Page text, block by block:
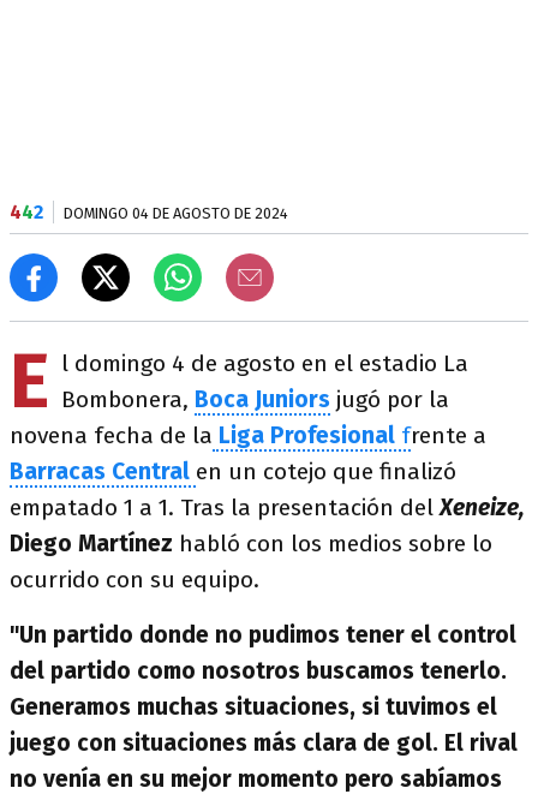
442 DOMINGO 04 DE AGOSTO DE 2024
E
l domingo 4 de agosto en el estadio La
Bombonera, Boca Juniors jugó por la
novena fecha de la Liga Profesional frente a
Barracas Central en un cotejo que finalizó
empatado 1 a 1. Tras la presentación delXeneize,
Diego Martínez habló con los medios sobre lo
ocurrido con su equipo.
"Un partido donde no pudimos tener el control
del partido como nosotros buscamos tenerlo.
Generamos muchas situaciones, si tuvimos el
juego con situaciones más clara de gol. El rival
no venía en su mejor momento pero sabíamos